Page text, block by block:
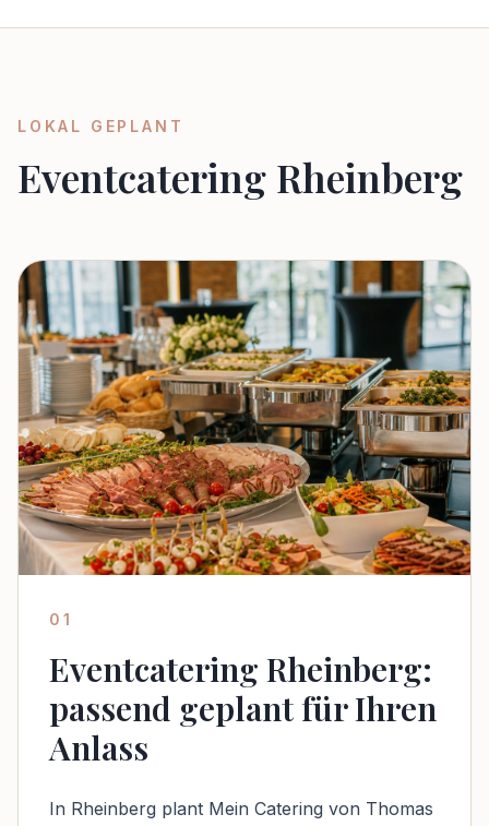
LOKAL GEPLANT
Eventcatering Rheinberg
01
Eventcatering Rheinberg:
passend geplant für Ihren
Anlass
In Rheinberg plant Mein Catering von Thomas